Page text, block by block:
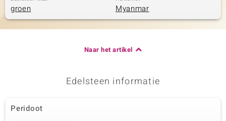
groen Myanmar
Naar het artikel
Edelsteen informatie
Peridoot